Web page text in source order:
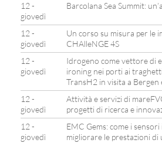
12 -
giovedì
Barcolana Sea Summit:
12 -
giovedì
Un corso su misura per le
CHAlleNGE 4S
12 -
giovedì
Idrogeno come vettore di
ironing nei porti ai
TransH2 in visita a Bergen
12 -
giovedì
Attività e servizi di
progetti di ricerca e
12 -
giovedì
EMC Gems: come i
migliorare le prestazioni